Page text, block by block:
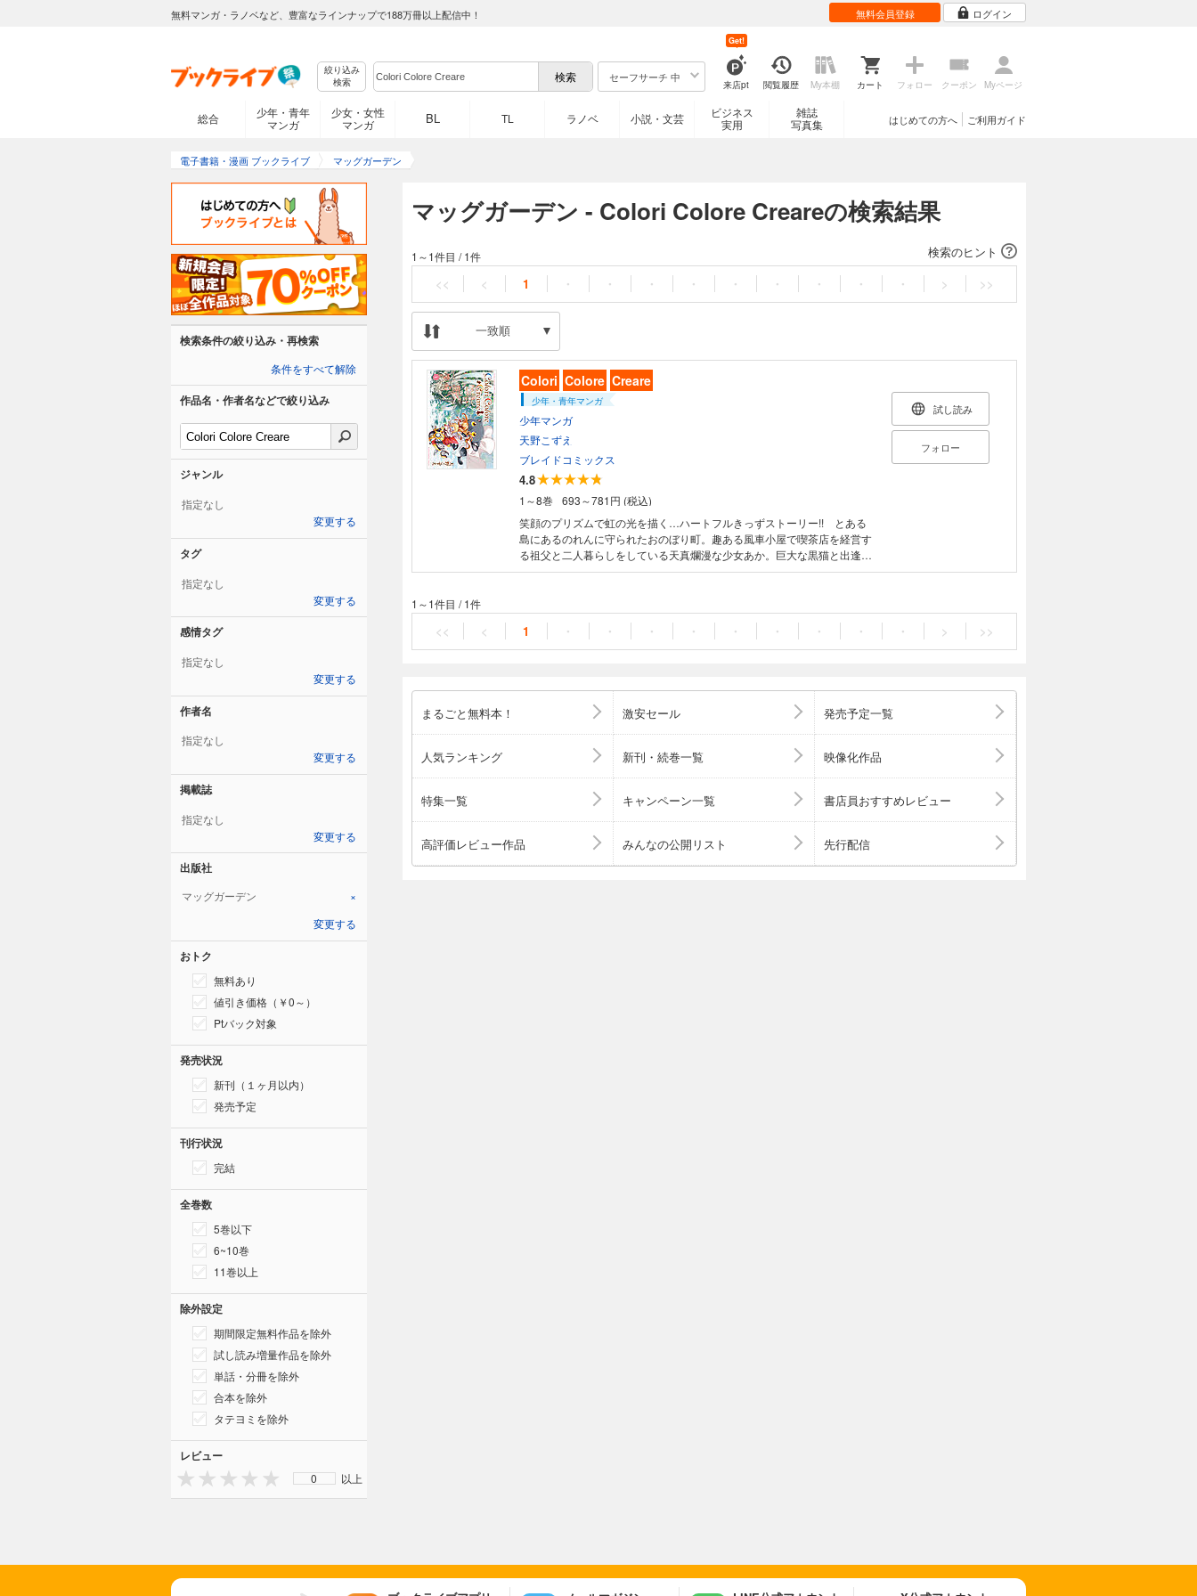
無料マンガ・ラノベなど、豊富なラインナップで188万冊以上配信中！ 無料会員登録 ログイン
絞り込み
検索
セーフサーチ 中
来店pt
Get!
閲覧履歴 My本棚 カート フォロー クーポン Myページ
総合
少年・青年
マンガ
少女・女性
マンガ
BL TL ラノベ 小説・文芸
ビジネス
実用
雑誌
写真集
ご利用ガイド
はじめての方へ
電子書籍・漫画 ブックライブ マッグガーデン
マッグガーデン - Colori Colore Creareの検索結果
検索のヒント
1～1件目 /1件
<< < 1 ・ ・ ・ ・ ・ ・ ・ ・ ・ > >>
一致順
Colori Colore Creare
少年・青年マンガ
少年マンガ
天野こずえ
ブレイドコミックス
4.8
1～8巻
693～781円 (税込)
笑顔のプリズムで虹の光を描く…ハートフルきっずストーリー!! とある
島にあるのれんに守られたおのぼり町。趣ある風車小屋で喫茶店を経営す
る祖父と二人暮らしをしている天真爛漫な少女あか。巨大な黒猫と出逢う
ことから日常に散りばめられた色とりどりの素敵を紡ぎ、未来の色を創造
ので略称でココクレって呼んでくださいね（by天野こずえ先生)。[ＡＲＩ
Ａ][あまんちゅ！]の天野こずえ先生の集大成となる本作、どうぞお楽しみ
に！
試し読み
フォロー
1～1件目 /1件
<< < 1 ・ ・ ・ ・ ・ ・ ・ ・ ・ > >>
まるごと無料本！ 激安セール 発売予定一覧
人気ランキング 新刊・続巻一覧 映像化作品
特集一覧 キャンペーン一覧 書店員おすすめレビュー
高評価レビュー作品 みんなの公開リスト 先行配信
検索条件の絞り込み・再検索
条件をすべて解除
作品名・作者名などで絞り込み
ジャンル
指定なし
変更する
タグ
指定なし
変更する
感情タグ
指定なし
変更する
作者名
指定なし
変更する
掲載誌
指定なし
変更する
出版社
マッグガーデン ×
変更する
おトク
無料あり
値引き価格（￥0～）
Ptバック対象
発売状況
新刊（１ヶ月以内）
発売予定
刊行状況
完結
全巻数
5巻以下
6~10巻
11巻以上
除外設定
期間限定無料作品を除外
試し読み増量作品を除外
単話・分冊を除外
合本を除外
タテヨミを除外
レビュー
0 以上